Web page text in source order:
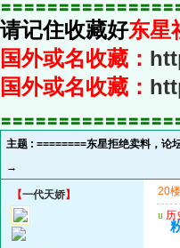
〓〓〓〓〓〓〓〓〓〓〓〓〓〓
请记住收藏好东星
国外或名收藏：
国外或名收藏：
〓〓〓〓〓〓〓〓〓〓〓〓〓〓
主题 : ========东星拒绝卖料，论
→
【一代天娇】
20楼
u 历